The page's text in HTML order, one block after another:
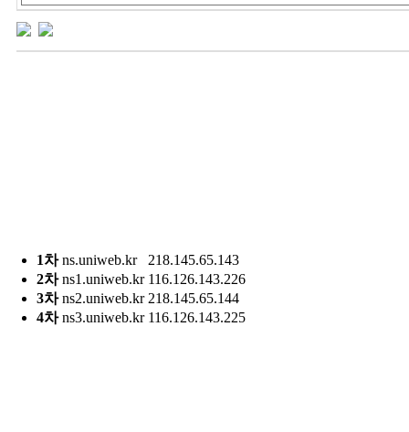
1차ns.uniweb.kr
218.145.65.143
2차ns1.uniweb.kr 116.126.143.226
3차ns2.uniweb.kr 218.145.65.144
4차ns3.uniweb.kr 116.126.143.225